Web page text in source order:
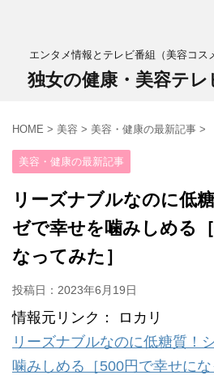
エンタメ情報とテレビ番組（美容コス
独女の健康・美容テ
HOME > 美容 > 美容・健康の最新記事 >
美容・健康の最新記事
リーズナブルなのに低
ゼで幸せを噛みしめる
なってみた］
投稿日： 2023年6月19日
情報元リンク： ロカリ
リーズナブルなのに低糖質！
噛みしめる［500円で幸せにな